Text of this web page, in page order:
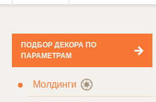
ПОДБОР ДЕКОРА ПО
ПАРАМЕТРАМ
Молдинги